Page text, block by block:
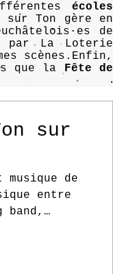
sur
de
entre
écoles
sur Ton gère en
de
par La Loterie
scènes.Enfin,
que la Fête de